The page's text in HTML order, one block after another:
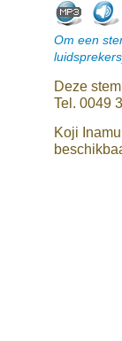
Om een
Deze
Tel. 0049
Koji